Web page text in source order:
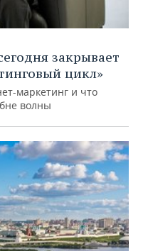
закрывает
цикл»
маркетинг и что
волны